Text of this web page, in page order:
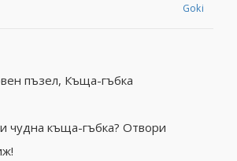
Goki
пъзел, Къща-гъбка
чудна къща-гъбка? Отвори